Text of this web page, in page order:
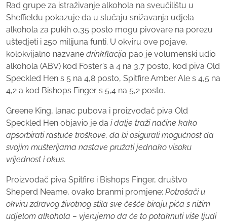
Rad grupe za istraživanje alkohola na sveučilištu u
Sheffieldu pokazuje da u slučaju snižavanja udjela
alkohola za pukih 0,35 posto mogu pivovare na porezu
uštedjeti i 250 milijuna funti. U okviru ove pojave,
kolokvijalno nazvane drinkflacija pao je volumenski udio
alkohola (ABV) kod Foster’s a 4 na 3,7 posto, kod piva Old
Speckled Hen s 5 na 4,8 posto, Spitfire Amber Ale s 4,5 na
4,2 a kod Bishops Finger s 5,4 na 5,2 posto.
Greene King, lanac pubova i proizvođač piva Old
Speckled Hen objavio je da i dalje traži načine kako
apsorbirati rastuće troškove, da bi osigurali mogućnost da
svojim mušterijama nastave pružati jednako visoku
vrijednost i okus.
Proizvođač piva Spitfire i Bishops Finger, društvo
Sheperd Neame, ovako branmi promjene: Potrošači u
okviru zdravog životnog stila sve češće biraju pića s nižim
udjelom alkohola – vjerujemo da će to potaknuti više ljudi